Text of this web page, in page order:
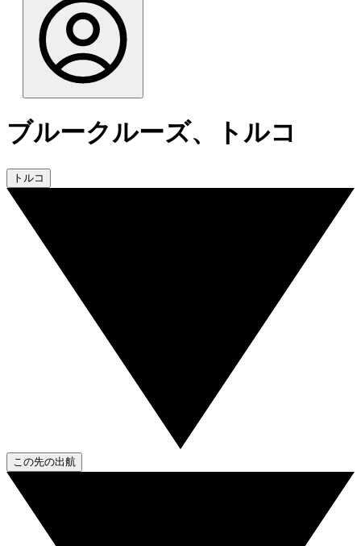
ブルークルーズ、トルコ
トルコ
この先の出航